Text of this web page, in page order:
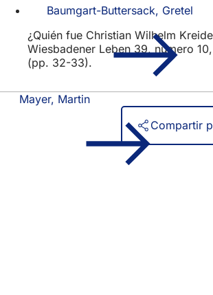
Baumgart-Buttersack, Gretel
¿Quién fue Christian Wilhelm
Wiesbadener Leben 39, número
(pp. 32-33).
Mayer, Martin
Compartir